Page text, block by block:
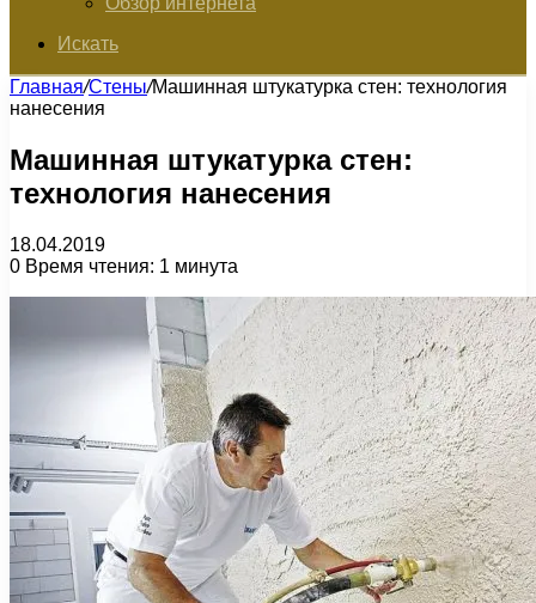
Искать
Главная/Стены/Машинная штукатурка стен: технология
нанесения
Машинная штукатурка стен:
технология нанесения
18.04.2019
0 Время чтения: 1 минута